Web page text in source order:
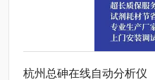
杭州总砷在线自动分析仪